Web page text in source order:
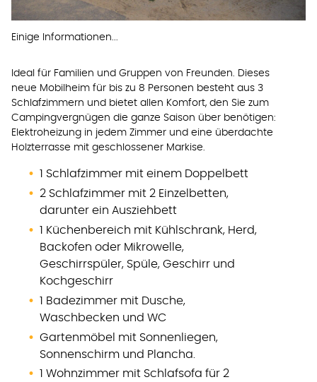
Einige Informationen...
Ideal für Familien und Gruppen von Freunden. Dieses
neue Mobilheim für bis zu 8 Personen besteht aus 3
Schlafzimmern und bietet allen Komfort, den Sie zum
Campingvergnügen die ganze Saison über benötigen:
Elektroheizung in jedem Zimmer und eine überdachte
Holzterrasse mit geschlossener Markise.
1 Schlafzimmer mit einem Doppelbett
2 Schlafzimmer mit 2 Einzelbetten,
darunter ein Ausziehbett
1 Küchenbereich mit Kühlschrank, Herd,
Backofen oder Mikrowelle,
Geschirrspüler, Spüle, Geschirr und
Kochgeschirr
1 Badezimmer mit Dusche,
Waschbecken und WC
Gartenmöbel mit Sonnenliegen,
Sonnenschirm und Plancha.
1 Wohnzimmer mit Schlafsofa für 2